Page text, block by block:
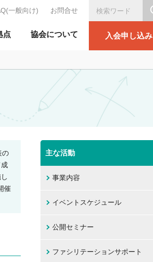
リテーション協会
点 協会について 入会申し込み
一般向け) お問合せ
の
催
主な活動
事業内容
イベントスケジュール
公開セミナー
ファシリテーションサポート